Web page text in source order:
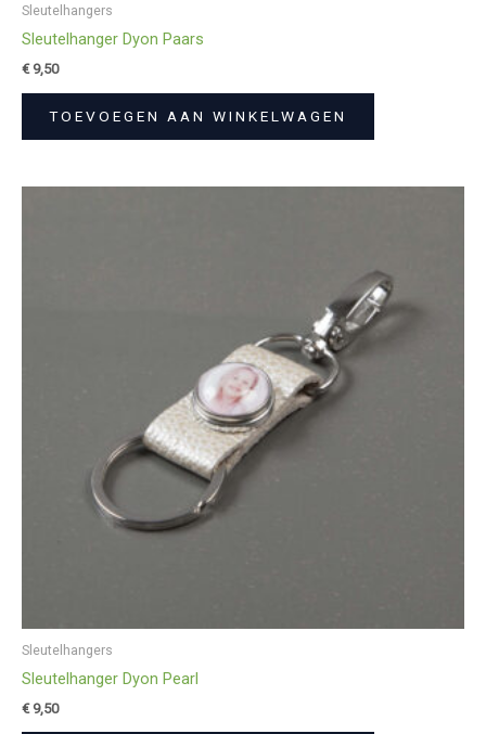
Sleutelhangers
Sleutelhanger Dyon Paars
€9,50
TOEVOEGEN AAN WINKELWAGEN
Sleutelhangers
Sleutelhanger Dyon Pearl
€9,50